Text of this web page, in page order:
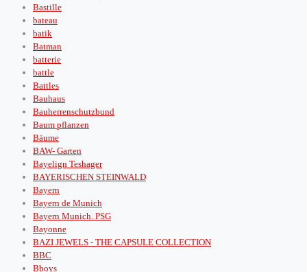
Bastille
bateau
batik
Batman
batterie
battle
Battles
Bauhaus
Bauherrenschutzbund
Baum pflanzen
Bäume
BAW- Garten
Bayelign Teshager
BAYERISCHEN STEINWALD
Bayern
Bayern de Munich
Bayern Munich. PSG
Bayonne
BAZI JEWELS - THE CAPSULE COLLECTION
BBC
Bboys